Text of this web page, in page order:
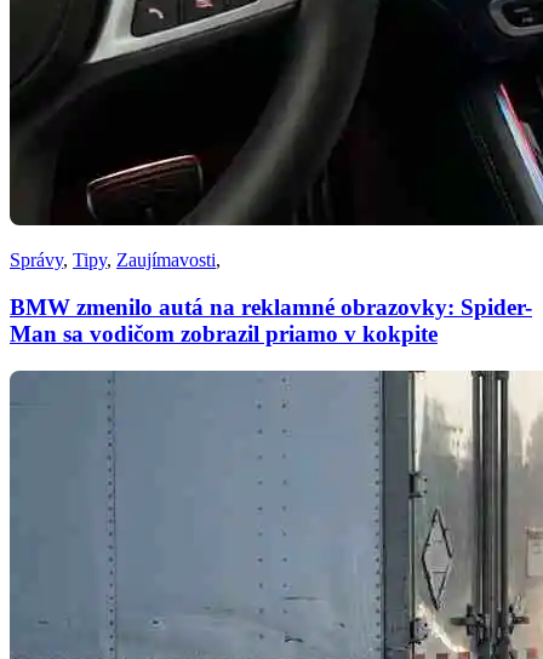
Správy, Tipy, Zaujímavosti,
BMW zmenilo autá na reklamné obrazovky: Spider-
Man sa vodičom zobrazil priamo v kokpite